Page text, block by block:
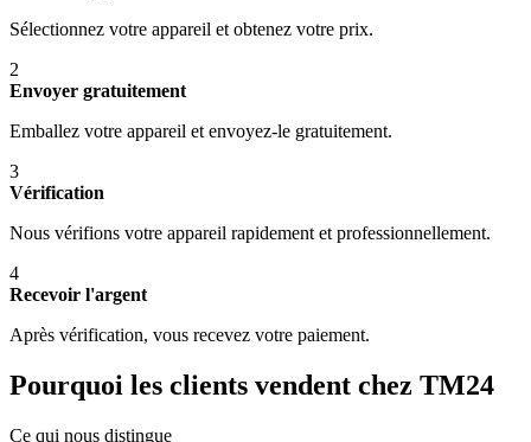
Sélectionnez votre appareil et obtenez votre prix.
2
Envoyer gratuitement
Emballez votre appareil et envoyez-le gratuitement.
3
Vérification
Nous vérifions votre appareil rapidement et professionnellement.
4
Recevoir l'argent
Après vérification, vous recevez votre paiement.
Pourquoi les clients vendent chez TM24
Ce qui nous distingue